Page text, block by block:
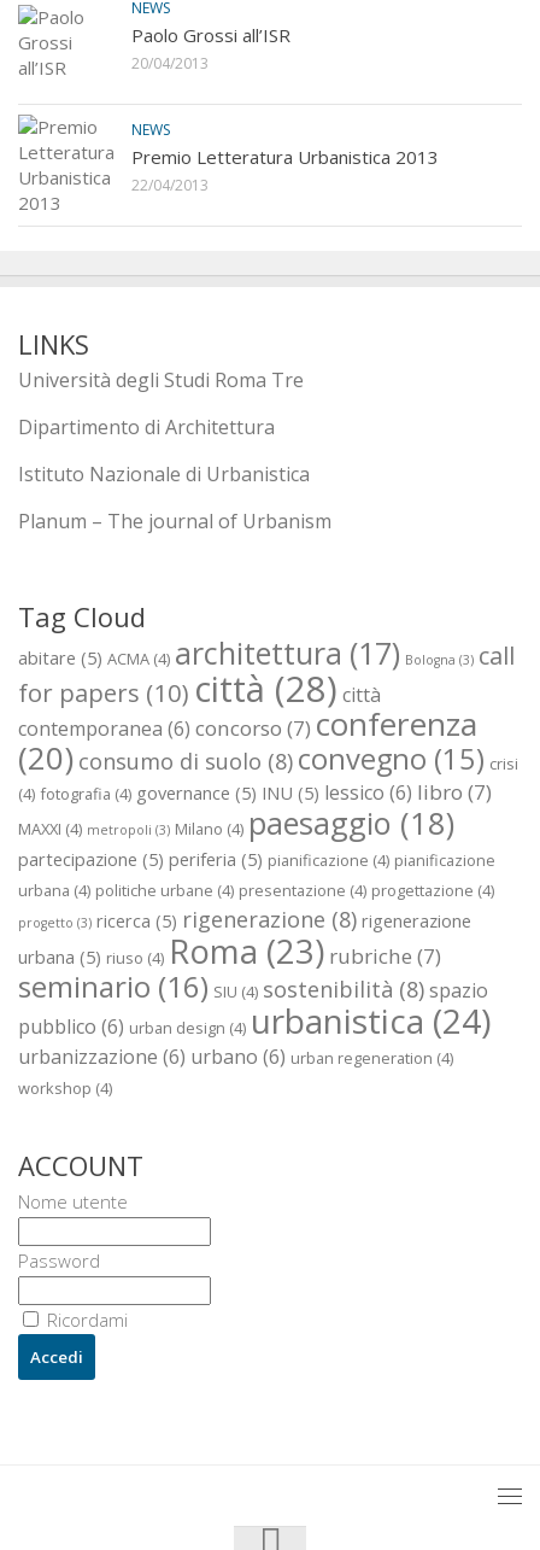
NEWS
Paolo Grossi all’ISR
20/04/2013
NEWS
Premio Letteratura Urbanistica 2013
22/04/2013
LINKS
Università degli Studi Roma Tre
Dipartimento di Architettura
Istituto Nazionale di Urbanistica
Planum – The journal of Urbanism
Tag Cloud
abitare (5) ACMA (4) architettura (17) Bologna (3) call
for papers (10) città (28) città
contemporanea (6) concorso (7) conferenza
(20) consumo di suolo (8) convegno (15) crisi
(4) fotografia (4) governance (5) INU (5) lessico (6) libro (7)
MAXXI (4) metropoli (3) Milano (4) paesaggio (18)
partecipazione (5) periferia (5) pianificazione (4) pianificazione
urbana (4) politiche urbane (4) presentazione (4) progettazione (4)
progetto (3) ricerca (5) rigenerazione (8) rigenerazione
urbana (5) riuso (4) Roma (23) rubriche (7)
seminario (16) SIU (4) sostenibilità (8)spazio
pubblico (6) urban design (4) urbanistica (24)
urbanizzazione (6) urbano (6) urban regeneration (4)
workshop (4)
ACCOUNT
Nome utente
Password
Ricordami